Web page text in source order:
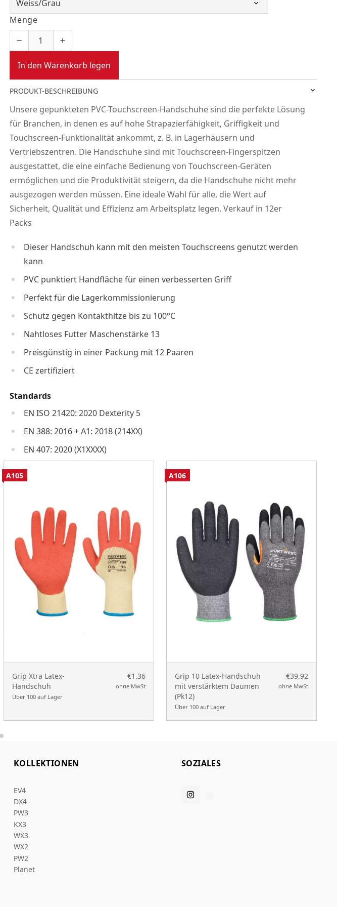
Menge
In den Warenkorb legen
PRODUKT-BESCHREIBUNG
Unsere gepunkteten PVC-Touchscreen-Handschuhe sind die perfekte Lösung
für Branchen, in denen es auf hohe Strapazierfähigkeit, Griffigkeit und
Touchscreen-Funktionalität ankommt, z. B. in Lagerhäusern und
Vertriebszentren. Die Handschuhe sind mit Touchscreen-Fingerspitzen
ausgestattet, die eine einfache Bedienung von Touchscreen-Geräten
ermöglichen und die Produktivität steigern, da die Handschuhe nicht mehr
ausgezogen werden müssen. Eine ideale Wahl für alle, die Wert auf
Sicherheit, Qualität und Effizienz am Arbeitsplatz legen. Verkauf in 12er
Packs
Dieser Handschuh kann mit den meisten Touchscreens genutzt werden
kann
PVC punktiert Handfläche für einen verbesserten Griff
Perfekt für die Lagerkommissionierung
Schutz gegen Kontakthitze bis zu 100°C
Nahtloses Futter Maschenstärke 13
Preisgünstig in einer Packung mit 12 Paaren
CE zertifiziert
Standards
EN ISO 21420: 2020 Dexterity 5
EN 388: 2016 + A1: 2018 (214XX)
EN 407: 2020 (X1XXXX)
Grip Xtra Latex-
Handschuh
Über 100 auf Lager
€1.36
ohne MwSt
A105
Grip 10 Latex-Handschuh
mit verstärktem Daumen
(Pk12)
Über 100 auf Lager
€39.92
ohne MwSt
A106
KOLLEKTIONEN
EV4
DX4
PW3
KX3
WX3
WX2
PW2
Planet
SOZIALES